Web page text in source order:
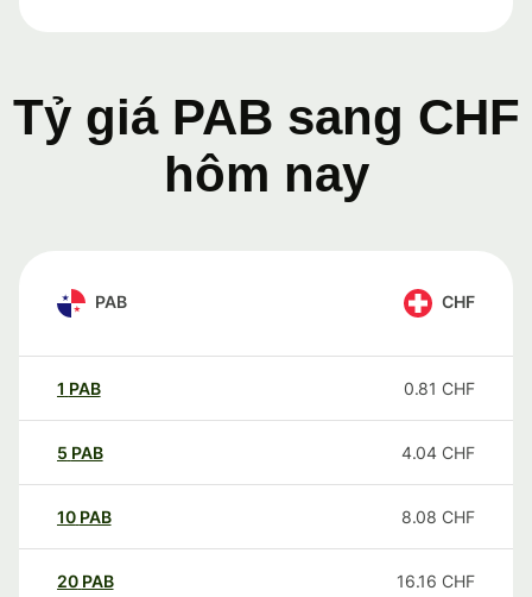
Tỷ giá PAB sang CHF
hôm nay
PAB CHF
1 PAB 0.81 CHF
5 PAB 4.04 CHF
10 PAB 8.08 CHF
20 PAB 16.16 CHF